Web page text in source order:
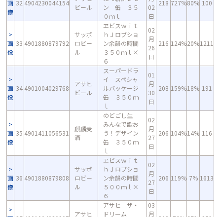
画
像
32 4904230044154
ビール
ン 缶 ３５
０ｍｌ
02
日
218 727%80% 100
画
像
33 4901880879792
サッポ
ロビー
ル
ヱビスｗｉｔ
ｈＪロブショ
ン余韻の時間
３５０ｍｌ×
６
02
月
26
日
216 124%20%1211
画
像
34 4901004029768
アサヒ
ビール
スーパードラ
イ スペシャ
ルパッケージ
缶 ３５０ｍ
ｌ
01
月
30
日
208 159%18% 191
画
像
35 4901411056531
麒麟麦
酒
のどごし生
みんなで歌お
う！デザイン
缶 ３５０ｍ
ｌ
02
月
27
日
206 104%14% 116
画
像
36 4901880879808
サッポ
ロビー
ル
ヱビスｗｉｔ
ｈＪロブショ
ン余韻の時間
５００ｍｌ×
６
02
月
27
日
206 119% 7% 1613
アサヒ
アサヒ ザ・
ドリーム
03
月